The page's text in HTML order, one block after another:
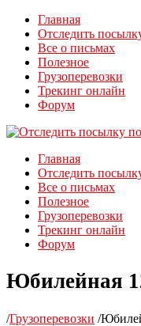
Главная
Отследить
Все о письмах
Полезное
Грузоперевозки
Трекинг онлайн
Форум
Главная
Отследить
Все о письмах
Полезное
Грузоперевозки
Трекинг онлайн
Форум
Юбилейная
/Грузоперевозки /